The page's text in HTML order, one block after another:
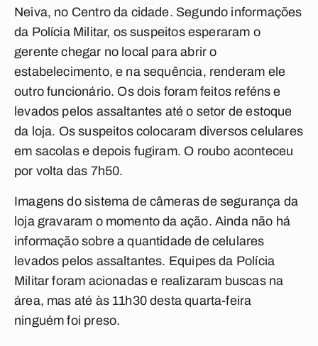
Neiva, no Centro da cidade. Segundo informações
da Polícia Militar, os suspeitos esperaram o
gerente chegar no local para abrir o
estabelecimento, e na sequência, renderam ele
outro funcionário. Os dois foram feitos reféns e
levados pelos assaltantes até o setor de estoque
da loja. Os suspeitos colocaram diversos celulares
em sacolas e depois fugiram. O roubo aconteceu
por volta das 7h50.
Imagens do sistema de câmeras de segurança da
loja gravaram o momento da ação. Ainda não há
informação sobre a quantidade de celulares
levados pelos assaltantes. Equipes da Polícia
Militar foram acionadas e realizaram buscas na
área, mas até às 11h30 desta quarta-feira
ninguém foi preso.